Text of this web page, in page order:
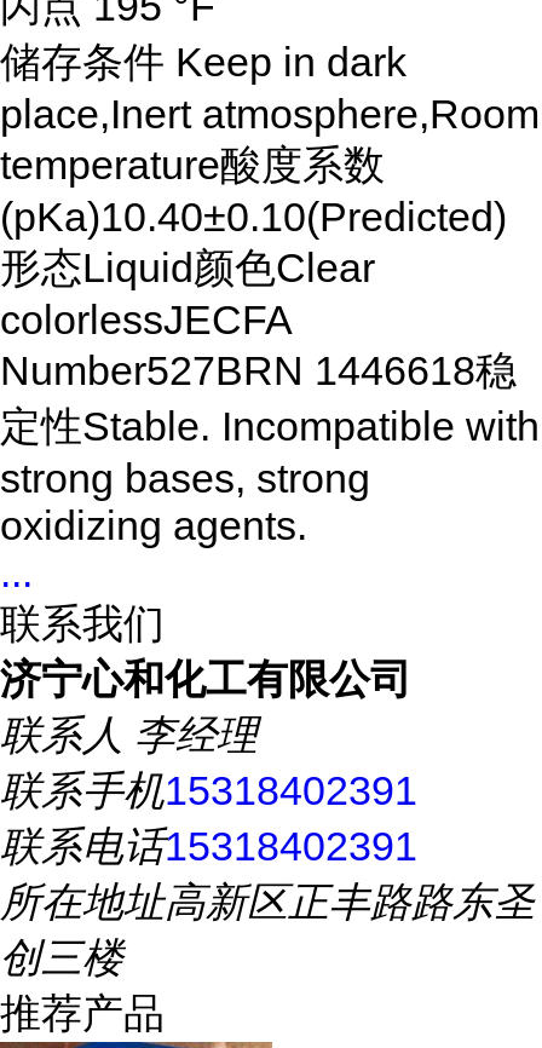
储存条件 Keep in dark
place,Inert atmosphere,Room
temperature酸度系数
(pKa)10.40±0.10(Predicted)
形态Liquid颜色Clear
colorlessJECFA
Number527BRN 1446618稳
定性Stable. Incompatible with
strong bases, strong
oxidizing agents.
...
联系我们
济宁心和化工有限公司
联系人 李经理
联系手机15318402391
联系电话15318402391
所在地址高新区正丰路路东圣
创三楼
推荐产品